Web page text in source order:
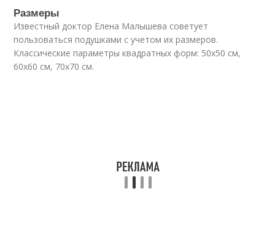
Размеры
Известный доктор Елена Малышева советует
пользоваться подушками с учетом их размеров.
Классические параметры квадратных форм: 50х50 см,
60х60 см, 70х70 см.